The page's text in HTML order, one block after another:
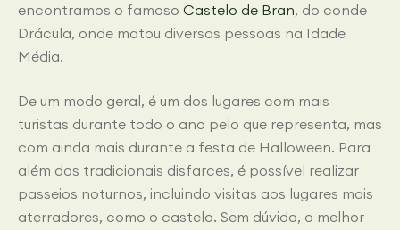
encontramos o famoso Castelo de Bran, do conde
Drácula, onde matou diversas pessoas na Idade
Média.
De um modo geral, é um dos lugares com mais
turistas durante todo o ano pelo que representa, mas
com ainda mais durante a festa de Halloween. Para
além dos tradicionais disfarces, é possível realizar
passeios noturnos, incluindo visitas aos lugares mais
aterradores, como o castelo. Sem dúvida, o melhor